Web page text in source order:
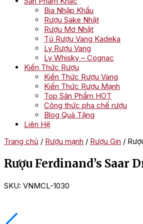
Bia Nhập Khẩu
Rượu Sake Nhật
Rượu Mơ Nhật
Tủ Rượu Vang Kadeka
Ly Rượu Vang
Ly Whisky – Cognac
Kiến Thức Rượu
Kiến Thức Rượu Vang
Kiến Thức Rượu Mạnh
Top Sản Phẩm HOT
Công thức pha chế rượu
Blog Quà Tặng
Liên Hệ
Trang chủ / Rượu mạnh / Rượu Gin /
Rượu Ferdinand’s Saar
SKU: VNMCL-1030